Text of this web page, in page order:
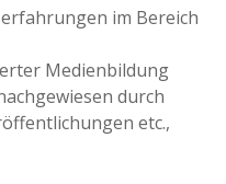
im Bereich
Medienbildung
durch
etc.,